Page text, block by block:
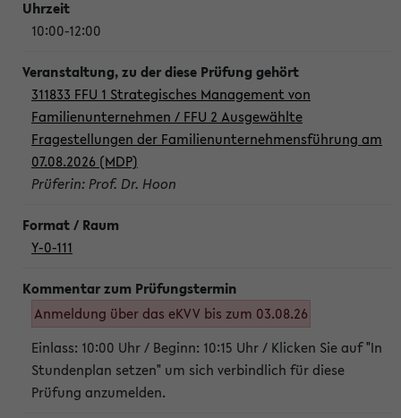
10:00-12:00
311833 FFU 1 Strategisches Management von
Familienunternehmen / FFU 2 Ausgewählte
Fragestellungen der Familienunternehmensführung am
07.08.2026 (MDP)
Prüferin: Prof. Dr. Hoon
Y-0-111
Anmeldung über das eKVV bis zum 03.08.26
Einlass: 10:00 Uhr / Beginn: 10:15 Uhr / Klicken Sie auf "In
Stundenplan setzen" um sich verbindlich für diese
Prüfung anzumelden.